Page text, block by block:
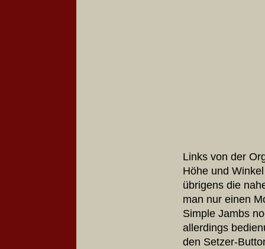
Links von der
Höhe und
übrigens die
man nur einen
Simple Jambs
allerdings
den Setzer-